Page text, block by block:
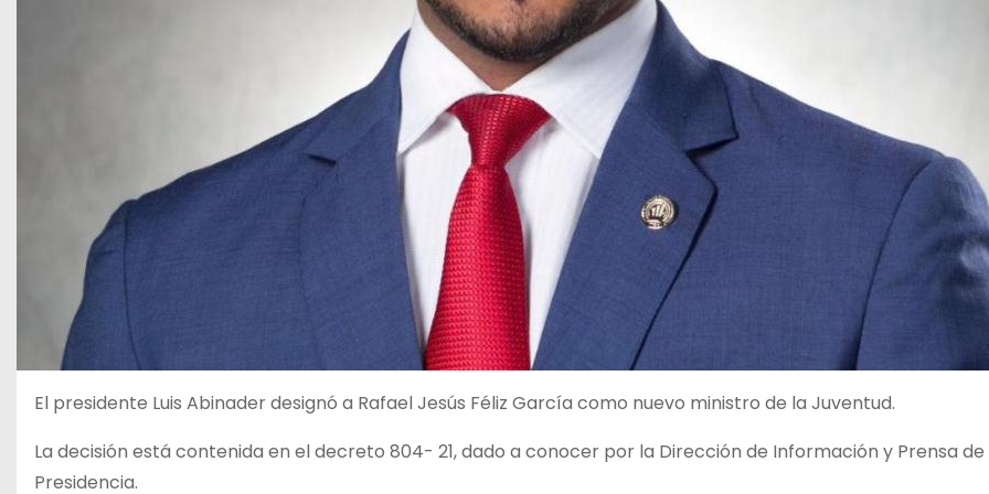
El presidente Luis Abinader designó a Rafael Jesús Féliz García como nuevo ministro de la Juventud.
La decisión está contenida en el decreto 804- 21, dado a conocer por la Dirección de Información y Prensa de
Presidencia.